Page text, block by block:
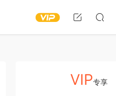
VIP专享